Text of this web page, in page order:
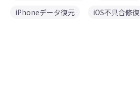
iPhoneデータ復元
iOS不具合修復